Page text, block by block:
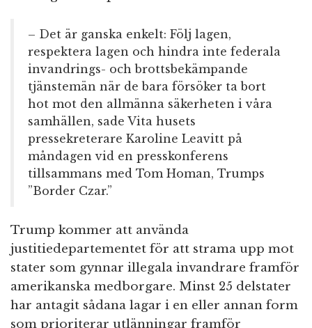
– Det är ganska enkelt: Följ lagen,
respektera lagen och hindra inte federala
invandrings- och brottsbekämpande
tjänstemän när de bara försöker ta bort
hot mot den allmänna säkerheten i våra
samhällen, sade Vita husets
pressekreterare Karoline Leavitt på
måndagen vid en presskonferens
tillsammans med Tom Homan, Trumps
”Border Czar.”
Trump kommer att använda
justitiedepartementet för att strama upp mot
stater som gynnar illegala invandrare framför
amerikanska medborgare. Minst 25 delstater
har antagit sådana lagar i en eller annan form
som prioriterar utlänningar framför